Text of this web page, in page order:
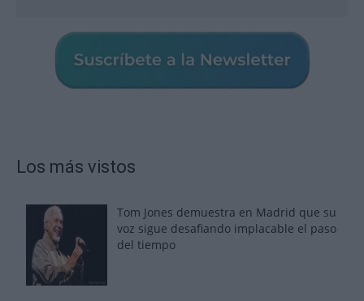
Los más vistos
Tom Jones demuestra en Madrid que su
voz sigue desafiando implacable el paso
del tiempo